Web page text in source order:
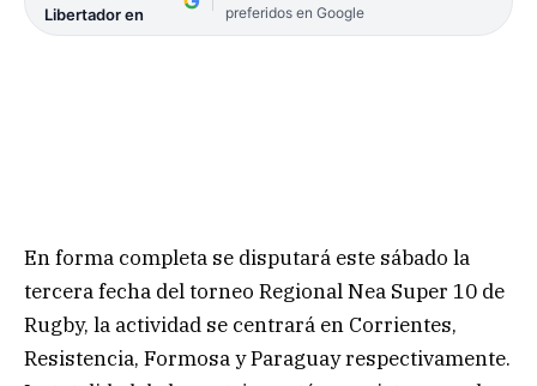
Libertador en
preferidos en Google
En forma completa se disputará este sábado la
tercera fecha del torneo Regional Nea Super 10 de
Rugby, la actividad se centrará en Corrientes,
Resistencia, Formosa y Paraguay respectivamente.